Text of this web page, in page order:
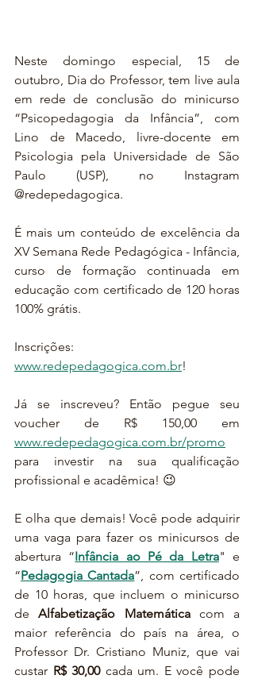
Neste domingo especial, 15 de
outubro, Dia do Professor, tem live aula
em rede de conclusão do minicurso
“Psicopedagogia da Infância”, com
Lino de Macedo, livre-docente em
Psicologia pela Universidade de São
Paulo (USP), no Instagram
@redepedagogica.
É mais um conteúdo de excelência da
XV Semana Rede Pedagógica - Infância,
curso de formação continuada em
educação com certificado de 120 horas
100% grátis.
www.redepedagogica.com.br!
Já se inscreveu? Então pegue seu
www.redepedagogica.com.br/promo
para investir na sua qualificação
profissional e acadêmica! 😉
E olha que demais! Você pode adquirir
uma vaga para fazer os minicursos de
abertura “Infância ao Pé da Letra" e
“Pedagogia Cantada”, com certificado
de 10 horas, que incluem o minicurso
de Alfabetização Matemática com a
maior referência do país na área, o
Professor Dr. Cristiano Muniz, que vai
custar R$ 30,00 cada um. E você pode